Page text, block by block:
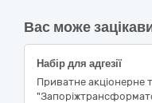
Вас може
Набір для адгезії
Приватне акціонерне